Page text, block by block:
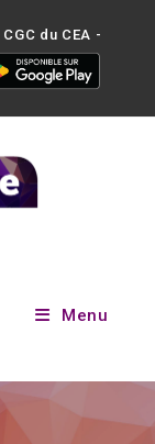
du CEA -
Menu